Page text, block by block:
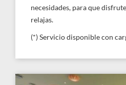
necesidades, para que
relajas.
(*) Servicio disponible con